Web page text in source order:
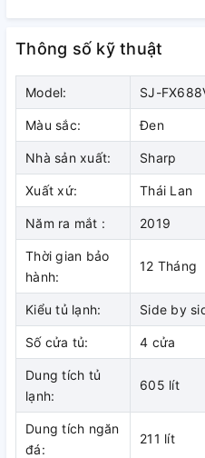
Với dung tích 605 lít, 211 lít
mát cùng cách bố trí các
bạn thêm nhiều không gian
dụng.
Công nghệ J-
kiệm tối ưu điện
Công nghệ J-Tech Inverter
năng lượng tối ưu, vận hành
Thông số kỹ thuật
Model: SJ-
Màu sắc: Đen
Nhà sản xuất: Sharp
Xuất xứ: Thái Lan
Năm ra mắt : 2019
Thời gian bảo
hành:
12 Tháng
Kiểu tủ lạnh: Side by
Số cửa tủ: 4 cửa
Dung tích tủ
lạnh:
605 lít
Dung tích ngăn
đá:
211 lít